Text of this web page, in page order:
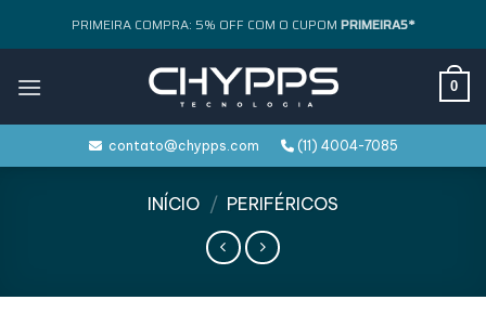
PRIMEIRA COMPRA: 5% OFF COM O CUPOM PRIMEIRA5*
0
contato@chypps.com (11) 4004-7085
INÍCIO / PERIFÉRICOS